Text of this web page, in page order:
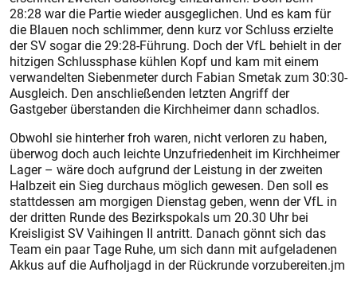
28:28 war die Partie wieder ausgeglichen. Und es kam für
die Blauen noch schlimmer, denn kurz vor Schluss erzielte
der SV sogar die 29:28-Führung. Doch der VfL behielt in der
hitzigen Schlussphase kühlen Kopf und kam mit einem
verwandelten Siebenmeter durch Fabian Smetak zum 30:30-
Ausgleich. Den anschließenden letzten Angriff der
Gastgeber überstanden die Kirchheimer dann schadlos.
Obwohl sie hinterher froh waren, nicht verloren zu haben,
überwog doch auch leichte Unzufriedenheit im Kirchheimer
Lager – wäre doch aufgrund der Leistung in der zweiten
Halbzeit ein Sieg durchaus möglich gewesen. Den soll es
stattdessen am morgigen Dienstag geben, wenn der VfL in
der dritten Runde des Bezirkspokals um 20.30 Uhr bei
Kreisligist SV Vaihingen II antritt. Danach gönnt sich das
Team ein paar Tage Ruhe, um sich dann mit aufgeladenen
Akkus auf die Aufholjagd in der Rückrunde vorzubereiten.jm